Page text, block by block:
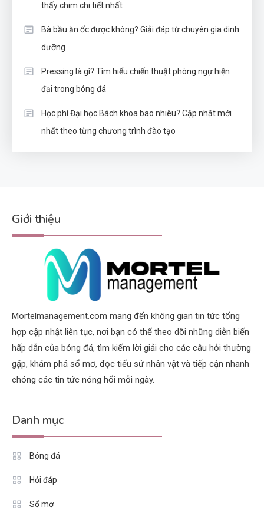
thấy chim chi tiết nhất
Bà bầu ăn ốc được không? Giải đáp từ chuyên gia dinh
dưỡng
Pressing là gì? Tìm hiểu chiến thuật phòng ngự hiện
đại trong bóng đá
Học phí Đại học Bách khoa bao nhiêu? Cập nhật mới
nhất theo từng chương trình đào tạo
Giới thiệu
Mortelmanagement.com mang đến không gian tin tức tổng
hợp cập nhật liên tục, nơi bạn có thể theo dõi những diễn biến
hấp dẫn của bóng đá, tìm kiếm lời giải cho các câu hỏi thường
gặp, khám phá sổ mơ, đọc tiểu sử nhân vật và tiếp cận nhanh
chóng các tin tức nóng hổi mỗi ngày.
Danh mục
Bóng đá
Hỏi đáp
Sổ mơ